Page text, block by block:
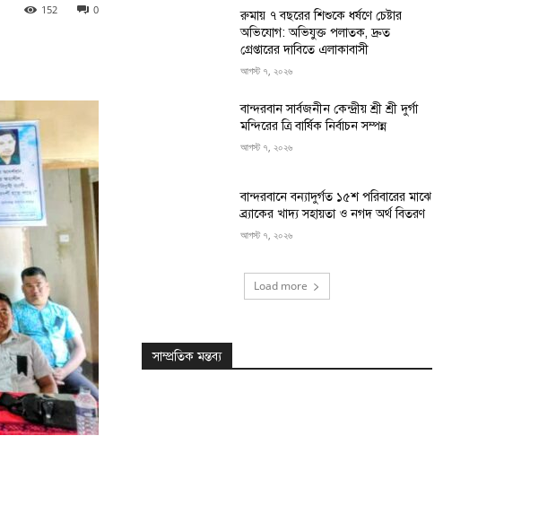
0
152
রুমায় ৭ বছরের শিশুকে ধর্ষণে চেষ্টার
অভিযোগ: অভিযুক্ত পলাতক, দ্রুত
গ্রেপ্তারের দাবিতে এলাকাবাসী
আগস্ট ৭, ২০২৬
বান্দরবান সার্বজনীন কেন্দ্রীয় শ্রী শ্রী দুর্গা
মন্দিরের ত্রি বার্ষিক নির্বাচন সম্পন্ন
আগস্ট ৭, ২০২৬
বান্দরবানে বন্যাদুর্গত ১৫শ পরিবারের মাঝে
ব্র্যাকের খাদ্য সহায়তা ও নগদ অর্থ বিতরণ
আগস্ট ৭, ২০২৬
Load more
সাম্প্রতিক মন্তব্য